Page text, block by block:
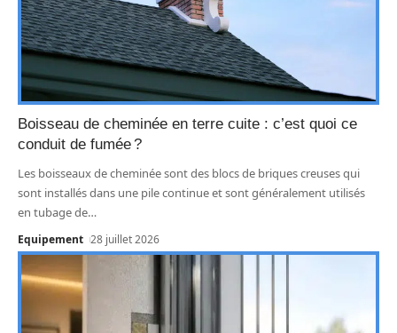
Boisseau de cheminée en terre cuite : c’est quoi ce
conduit de fumée ?
Les boisseaux de cheminée sont des blocs de briques creuses qui
sont installés dans une pile continue et sont généralement utilisés
en tubage de…
Equipement 28 juillet 2026